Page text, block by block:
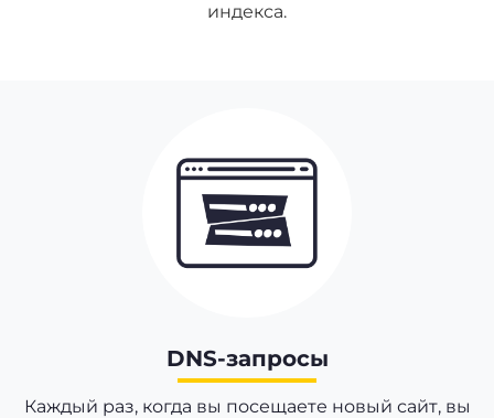
индекса.
DNS-запросы
Каждый раз, когда вы посещаете новый сайт, вы